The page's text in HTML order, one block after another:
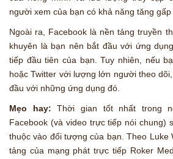
người xem của bạn có khả năng tăng gấp
Ngoài ra, Facebook là nền tảng truyền
khuyên là bạn nên bắt đầu với ứng
tiếp đầu tiên của bạn. Tuy nhiên, nếu
hoặc Twitter với lượng lớn người theo
đầu với những ứng dụng đó.
Mẹo hay: Thời gian tốt nhất trong
Facebook (và video trực tiếp nói chung)
thuộc vào đối tượng của bạn. Theo Luke
tảng của mạng phát trực tiếp Roker